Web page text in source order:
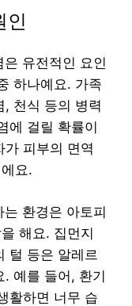
인
유전적인 요인
하나예요. 가족
, 천식 등의 병력
에 걸릴 확률이
가 피부의 면역
요.
환경은 아토피
해요. 집먼지
털 등은 알레르
. 예를 들어, 환기
활하면 너무 습